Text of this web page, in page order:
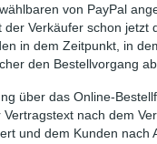
von PayPal
Verkäufer schon jetzt
in dem Zeitpunkt, in
den Bestellvorgang
über das Online-
nach dem
und dem Kunden nach